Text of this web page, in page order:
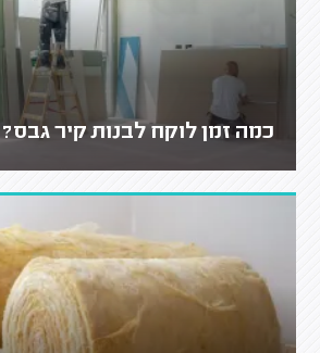
כמה זמן לוקח לבנות קיר גבס?